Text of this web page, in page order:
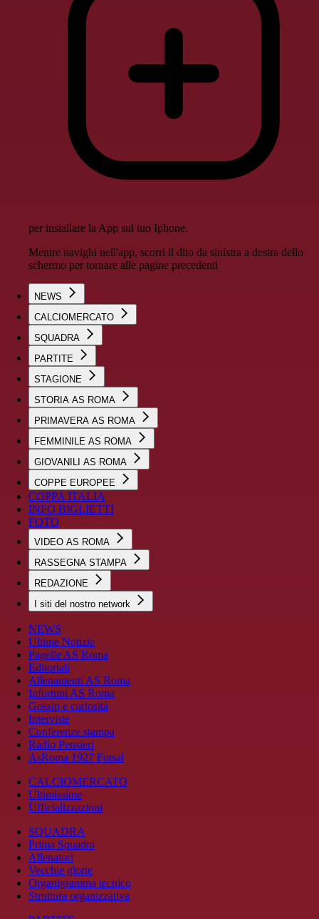
per installare la App sul tuo Iphone.
Mentre navighi nell'app, scorri il dito da sinistra a destra dello
schermo per tornare alle pagine precedenti
NEWS
CALCIOMERCATO
SQUADRA
PARTITE
STAGIONE
STORIA AS ROMA
PRIMAVERA AS ROMA
FEMMINILE AS ROMA
GIOVANILI AS ROMA
COPPE EUROPEE
COPPA ITALIA
INFO BIGLIETTI
FOTO
VIDEO AS ROMA
RASSEGNA STAMPA
REDAZIONE
I siti del nostro network
NEWS
Ultime Notizie
Pagelle AS Roma
Editoriali
Allenamenti AS Roma
Infortuni AS Roma
Gossip e curiosità
Interviste
Conferenze stampa
Radio Pensieri
AsRoma 1927 Futsal
CALCIOMERCATO
Ultimissime
Ufficializzazioni
SQUADRA
Prima Squadra
Allenatori
Vecchie glorie
Organigramma tecnico
Struttura organizzativa